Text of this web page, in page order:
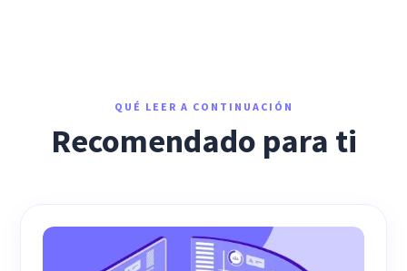
QUÉ LEER A CONTINUACIÓN
Recomendado para ti